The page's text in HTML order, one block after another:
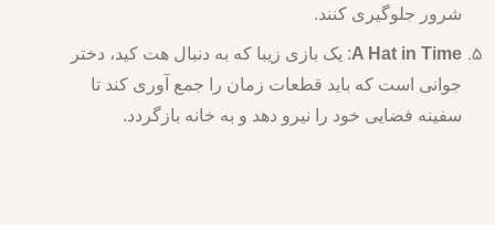
شرور جلوگیری کنند.
A Hat in Time: یک بازی زیبا که به دنبال هت کید، دختر
جوانی است که باید قطعات زمان را جمع آوری کند تا
سفینه فضایی خود را نیرو دهد و به خانه بازگردد.